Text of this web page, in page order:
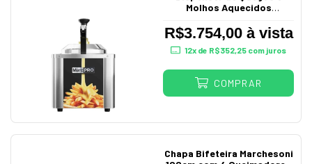
Molhos Aquecidos
220V
R$3.754,00 à vista
12x de R$352,25com juros
COMPRAR
Chapa Bifeteira Marchesoni